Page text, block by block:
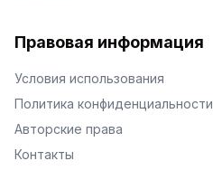
Правовая информация
Условия использования
Политика конфиденциальности
Авторские права
Контакты